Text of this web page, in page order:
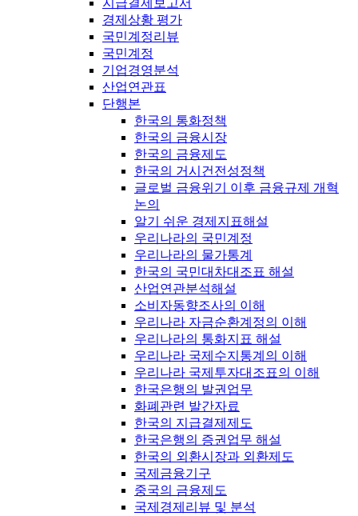
지급결제보고서
경제상황 평가
국민계정리뷰
국민계정
기업경영분석
산업연관표
단행본
한국의 통화정책
한국의 금융시장
한국의 금융제도
한국의 거시건전성정책
글로벌 금융위기 이후 금융규제 개혁
논의
알기 쉬운 경제지표해설
우리나라의 국민계정
우리나라의 물가통계
한국의 국민대차대조표 해설
산업연관분석해설
소비자동향조사의 이해
우리나라 자금순환계정의 이해
우리나라의 통화지표 해설
우리나라 국제수지통계의 이해
우리나라 국제투자대조표의 이해
한국은행의 발권업무
화폐관련 발간자료
한국의 지급결제제도
한국은행의 증권업무 해설
한국의 외환시장과 외환제도
국제금융기구
중국의 금융제도
국제경제리뷰 및 분석